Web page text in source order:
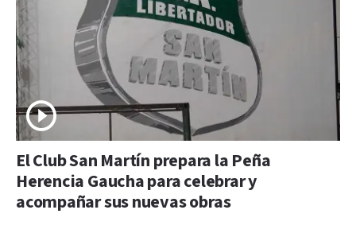
El Club San Martín prepara la Peña
Herencia Gaucha para celebrar y
acompañar sus nuevas obras